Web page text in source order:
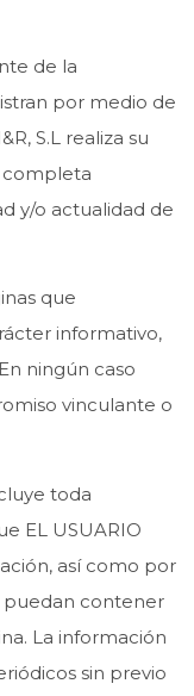
de la
por medio de
S.L realiza su
completa
y/o actualidad de
que
informativo,
ningún caso
vinculante o
toda
EL USUARIO
así como por
puedan contener
La información
sin previo